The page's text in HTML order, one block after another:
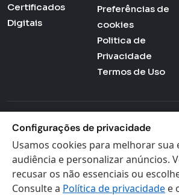
Certificados
Digitais
Preferências de
cookies
Politica de
Privacidade
Termos de Uso
Actana © 2026 - Todos os
Configurações de privacidade
Usamos cookies para melhorar sua
audiência e personalizar anúncios.
recusar os não essenciais ou
Consulte a Política de privacidade e